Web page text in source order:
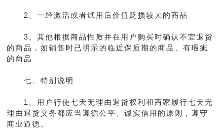
2、一经激活或者试用后价值贬损较大的商品
3、其他根据商品性质并在用户购买时确认不宜退货
的商品，如销售时已明示的临近保质期的商品、有瑕疵
的商品
七、特别说明
1、用户行使七天无理由退货权利和商家履行七天无
理由退货义务都应当遵循公平、诚实信用的原则，遵守
商业道德。